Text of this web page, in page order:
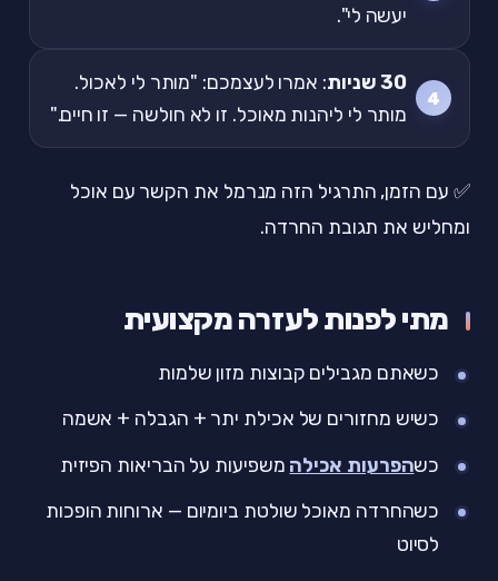
יעשה לי".
30 שניות
: אמרו לעצמכם: "מותר לי לאכול.
מותר לי ליהנות מאוכל. זו לא חולשה — זו חיים."
✅ עם הזמן, התרגיל הזה מנרמל את הקשר עם אוכל
ומחליש את תגובת החרדה.
מתי לפנות לעזרה מקצועית
כשאתם מגבילים קבוצות מזון שלמות
כשיש מחזורים של אכילת יתר + הגבלה + אשמה
כשהפרעות אכילה משפיעות על הבריאות הפיזית
כשהחרדה מאוכל שולטת ביומיום — ארוחות הופכות
לסיוט